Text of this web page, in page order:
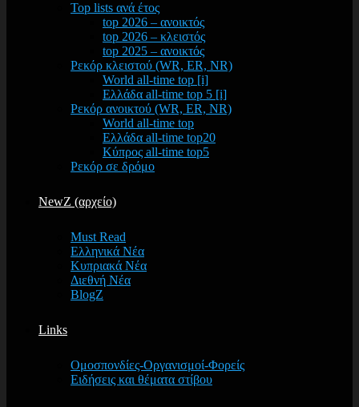
Top lists ανά έτος
top 2026 – ανοικτός
top 2026 – κλειστός
top 2025 – ανοικτός
Ρεκόρ κλειστού (WR, ER, NR)
World all-time top [i]
Ελλάδα all-time top 5 [i]
Ρεκόρ ανοικτού (WR, ER, NR)
World all-time top
Ελλάδα all-time top20
Κύπρος all-time top5
Ρεκόρ σε δρόμο
NewZ (αρχείο)
Must Read
Ελληνικά Νέα
Κυπριακά Νέα
Διεθνή Νέα
BlogZ
Links
Ομοσπονδίες-Οργανισμοί-Φορείς
Ειδήσεις και θέματα στίβου